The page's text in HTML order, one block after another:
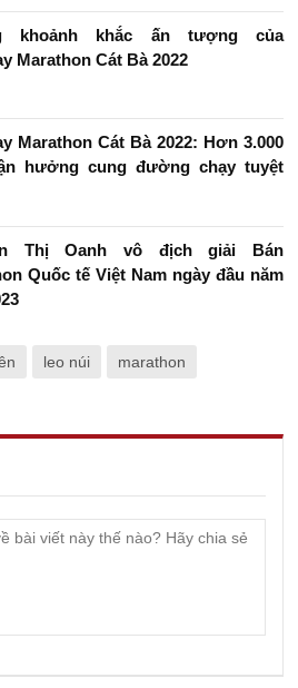
khoảnh khắc ấn tượng của
Marathon Cát Bà 2022
Marathon Cát Bà 2022: Hơn 3.000
hưởng cung đường chạy tuyệt
Thị Oanh vô địch giải Bán
Quốc tế Việt Nam ngày đầu năm
leo núi marathon